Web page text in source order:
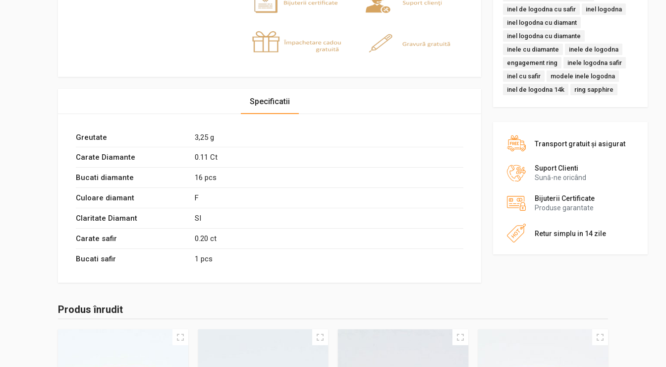
inel de logodna cu safir
inel logodna
inel logodna cu diamant
inel logodna cu diamante
inele cu diamante
inele de logodna
engagement ring
inele logodna safir
inel cu safir
modele inele logodna
inel de logodna 14k
ring sapphire
Transport gratuit şi asigurat
Suport Clienti
Sună-ne oricând
Bijuterii Certificate
Produse garantate
Retur simplu in 14 zile
Specificatii
Greutate 3,25 g
Carate Diamante 0.11 Ct
Bucati diamante 16 pcs
Culoare diamant F
Claritate Diamant SI
Carate safir 0.20 ct
Bucati safir 1 pcs
Produs înrudit